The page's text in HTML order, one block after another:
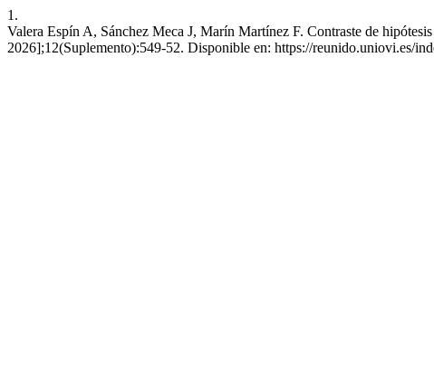
1.
Valera Espín A, Sánchez Meca J, Marín Martínez F. Contraste de
2026];12(Suplemento):549-52. Disponible en: https://reunido.uniovi.es/